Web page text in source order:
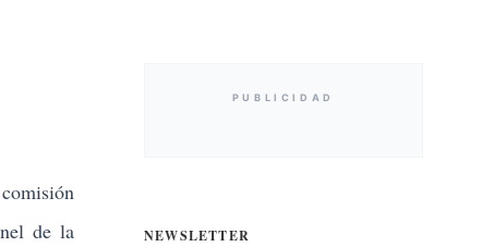
de la
PUBLICIDAD
NEWSLETTER